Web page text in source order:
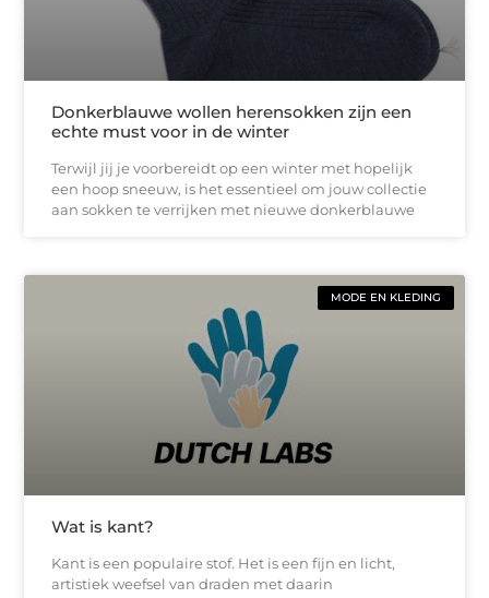
Donkerblauwe wollen herensokken zijn een
echte must voor in de winter
Terwijl jij je voorbereidt op een winter met hopelijk
een hoop sneeuw, is het essentieel om jouw collectie
aan sokken te verrijken met nieuwe donkerblauwe
MODE EN KLEDING
Wat is kant?
Kant is een populaire stof. Het is een fijn en licht,
artistiek weefsel van draden met daarin